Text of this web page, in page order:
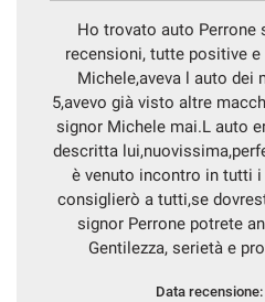
Ho trovato auto Perrone
recensioni, tutte positive
Michele,aveva l auto dei
5,avevo già visto altre
signor Michele mai.L auto
descritta
è venuto incontro in tutti
consiglierò a tutti,se
signor Perrone potrete
Gentilezza, serietà e
Data recensione: